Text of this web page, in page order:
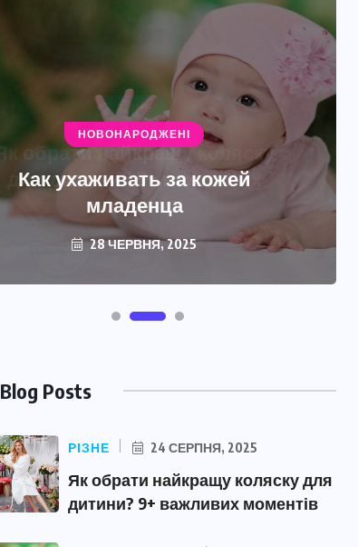
НОВОНАРОДЖЕНІ
Как ухаживать за кожей
младенца
28 ЧЕРВНЯ, 2025
Blog Posts
РІЗНЕ 24 СЕРПНЯ, 2025
Як обрати найкращу коляску для
дитини? 9+ важливих моментів